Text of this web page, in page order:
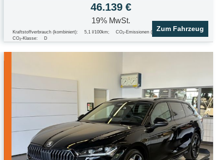
46.139 €
19% MwSt.
Kraftstoffverbrauch (kombiniert): 5,1 l/100km; CO2-Emissionen (kombiniert): 135.0 g/km
CO2-Klasse: D
Zum Fahrzeug